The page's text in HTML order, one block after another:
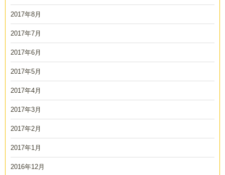
2017年8月
2017年7月
2017年6月
2017年5月
2017年4月
2017年3月
2017年2月
2017年1月
2016年12月